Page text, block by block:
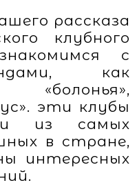
рассказа
клубного
с
как
эти клубы
из самых
в стране,
интересных